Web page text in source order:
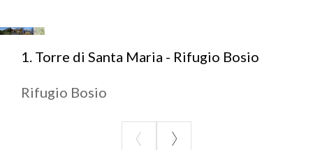
Per il pernottamento:
Rifugio Bosio +39 0342 451655
1. Torre di Santa Maria - Rifugio Bosio
Rifugio Bosio